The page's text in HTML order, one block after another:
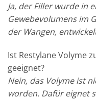
Ja, der Filler wurde in
Gewebevolumens im
der Wangen,
Ist Restylane Volyme
geeignet?
Nein, das Volyme ist
worden. Dafür eignet